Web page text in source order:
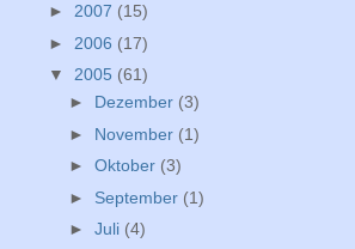
► 2007 (15)
► 2006 (17)
▼ 2005 (61)
► Dezember (3)
► November (1)
► Oktober (3)
► September (1)
► Juli (4)